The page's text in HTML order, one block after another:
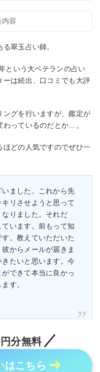
容
翠玉占い師。
という大ベテランの占い
ーは続出、口コミでも大評
ングを行いますが、鑑定が
っているのだとか…。
ほどの人気ですのでぜひ一
ました。これから先
リさせようと思って
りました。それだ
います。前もって知
。教えていただいた
からメールが届きま
たいと思います。今
できて本当に良かっ
す。
分無料
はこちら